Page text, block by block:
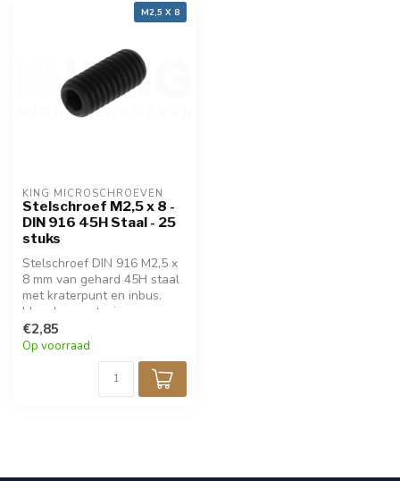
M2,5 X 8
KING MICROSCHROEVEN
Stelschroef M2,5 x 8 -
DIN 916 45H Staal - 25
stuks
Stelschroef DIN 916 M2,5 x
8 mm van gehard 45H staal
met kraterpunt en inbus.
Ideaal voor stevige,
verzonken fixatie in
fijnmechanica en techniek.
Zwarte afwerking voor een
strakke uitstraling. Verpakt
€2,85
Op voorraad